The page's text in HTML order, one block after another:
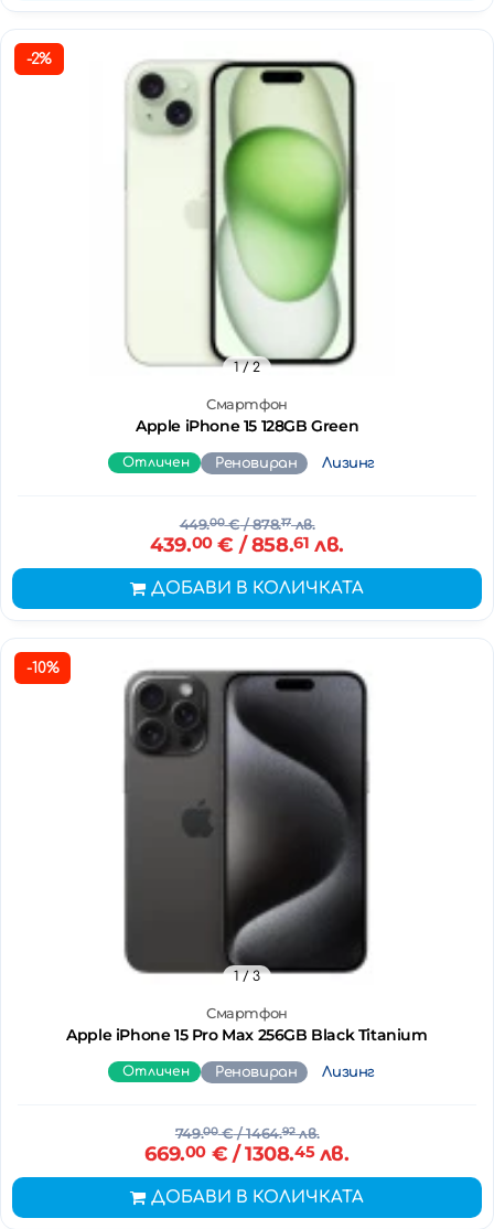
-2%
Смартфон
Apple iPhone 15 128GB Green
1/ 2
Отличен Реновиран Лизинг
449.00€/ 878.17лв.
439.00€ / 858.61 лв.
ДОБАВИ В КОЛИЧКАТА
-10%
Смартфон
Apple iPhone 15 Pro Max 256GB Black Titanium
1/ 3
Отличен Реновиран Лизинг
749.00€/ 1464.92лв.
669.00€ / 1308.45лв.
ДОБАВИ В КОЛИЧКАТА